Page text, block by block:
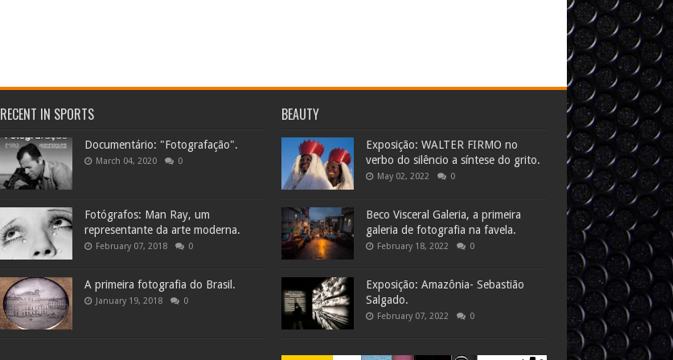
RECENT IN SPORTS
Documentário: "Fotografação".
March 04, 2020 0
Fotógrafos: Man Ray, um
representante da arte moderna.
February 07, 2018 0
A primeira fotografia do Brasil.
January 19, 2018 0
BEAUTY
Exposição: WALTER FIRMO no
verbo do silêncio a síntese do grito.
May 02, 2022 0
Beco Visceral Galeria, a primeira
galeria de fotografia na favela.
February 18, 2022 0
Exposição: Amazônia- Sebastião
Salgado.
February 07, 2022 0